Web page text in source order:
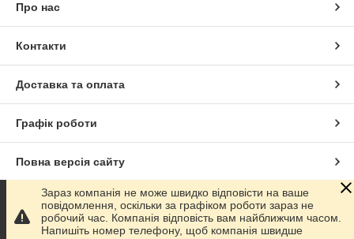
Про нас
Контакти
Доставка та оплата
Графік роботи
Повна версія сайту
Сайт створено на маркетплейсіProm.ua
Зараз компанія не може швидко відповісти на ваше
повідомлення, оскільки за графіком роботи зараз не
робочий час. Компанія відповість вам найближчим часом.
Напишіть номер телефону, щоб компанія швидше